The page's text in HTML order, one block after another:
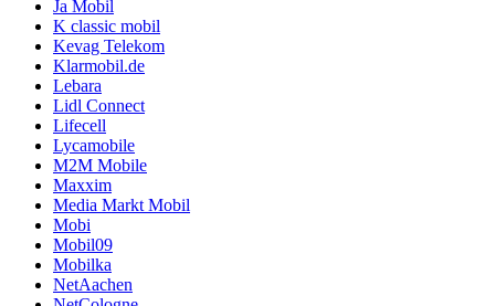
Ja Mobil
K classic mobil
Kevag Telekom
Klarmobil.de
Lebara
Lidl Connect
Lifecell
Lycamobile
M2M Mobile
Maxxim
Media Markt Mobil
Mobi
Mobil09
Mobilka
NetAachen